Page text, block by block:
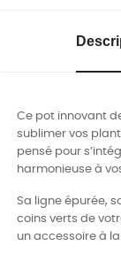
Ce pot innovant
sublimer vos
pensé pour
harmonieuse à
Sa ligne épurée,
coins verts de
un accessoire à